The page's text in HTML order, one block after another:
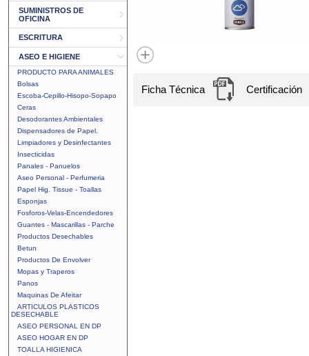
SUMINISTROS DE
OFICINA
ESCRITURA
ASEO E HIGIENE
PRODUCTO PARA ANIMALES
Bolsas
Escoba-Cepillo-Hisopo-Sopapo
Ceras
Desodorantes Ambientales
Dispensadores de Papel.
Limpiadores y Desinfectantes
Insecticidas
Panales - Panuelos
Aseo Personal - Perfumeria
Papel Hig. Tissue - Toallas
Esponjas
Fosforos-Velas-Encendedores
Guantes - Mascarillas - Parche
Productos Desechables
Betun
Productos De Envolver
Mopas y Traperos
Panos
Maquinas De Afeitar
ARTICULOS PLASTICOS
DESECHABLE
ASEO PERSONAL EN DP
ASEO HOGAR EN DP
TOALLA HIGIENICA
Ficha Técnica Certificación